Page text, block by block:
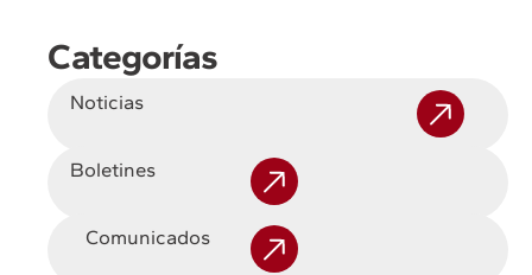
Categorías
Noticias
Boletines
Comunicados